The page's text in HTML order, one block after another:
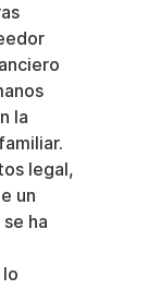
la
legal,
un
ha